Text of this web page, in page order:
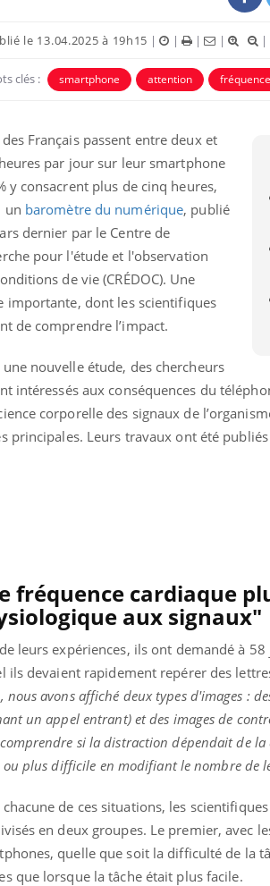
le 13.04.2025 à 19h15 | | | | |
clés : smartphone attention
Français passent entre deux et
par jour sur leur smartphone
y consacrent plus de cinq heures,
un baromètre du numérique, publié
dernier par le Centre de
pour l'étude et l'observation
de vie (CRÉDOC). Une
importante, dont les scientifiques
de comprendre l’impact.
une nouvelle étude, des chercheurs
intéressés aux conséquences du
corporelle des signaux de
principales. Leurs travaux ont été
fréquence cardiaque
aux signaux"
leurs expériences, ils ont demandé à
ils devaient rapidement repérer des
nous avons affiché deux types d'images :
un appel entrant) et des images de
si la distraction dépendait de
ou plus difficile en modifiant le nombre de
chacune de ces situations, les
en deux groupes. Le premier, avec
quelle que soit la difficulté de la
que lorsque la tâche était plus facile.
2026Youtube
et, pour de
atteintes de
Youtube
Un «
faciliter
préventive
mutualiste
santé :
numérique »